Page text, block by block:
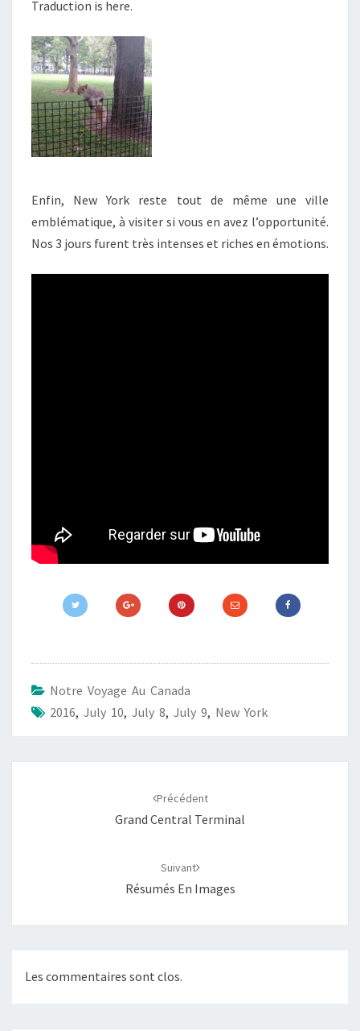
Traduction is here.
Enfin, New York reste tout de même une ville
emblématique, à visiter si vous en avez l’opportunité.
Nos 3 jours furent très intenses et riches en émotions.
Notre Voyage Au Canada
2016, July 10, July 8, July 9, New York
Précédent
Grand Central Terminal
Suivant
Résumés En Images
Les commentaires sont clos.